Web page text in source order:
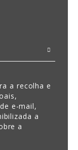
a recolha e
e-mail,
a
a